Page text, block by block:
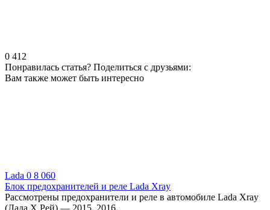
0 412
Понравилась статья? Поделиться с друзьями:
Вам также может быть интересно
Lada 0 8 060
Блок предохранителей и реле Lada Xray
Рассмотрены предохранители и реле в автомобиле Lada Xray
(Лада Х Рей) — 2015, 2016,